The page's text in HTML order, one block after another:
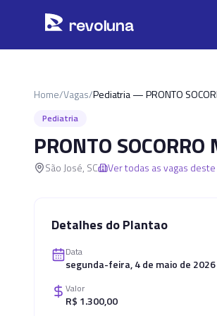
revoluna
Home/Vagas/Pediatria — PRONTO
Pediatria
PRONTO
São José, SC Ver todas as vagas
Detalhes do Plantao
Data
segunda-feira, 4 de maio de 2026
Valor
R$ 1.300,00